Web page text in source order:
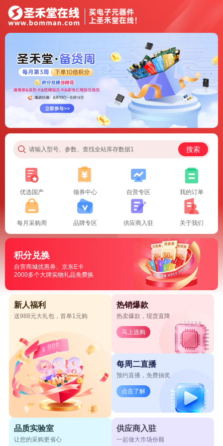
请输入型号、参数、查找全站库存数据1 搜索
优选国产 领券中心 自营专区 我的订单
每月采购周 品牌专区 供应商入驻 关于我们
积分兑换
自营商城优惠券、京东E卡
2000多个大牌实物礼品免费换
新人福利
送988元大礼包，首单1元购
热销爆款
热卖爆款，现货直降
马上选购
每周二直播
预约直播，免费抽奖
点击了解
品质实验室
让您的采购更省心
供应商入驻
一起做大市场份额